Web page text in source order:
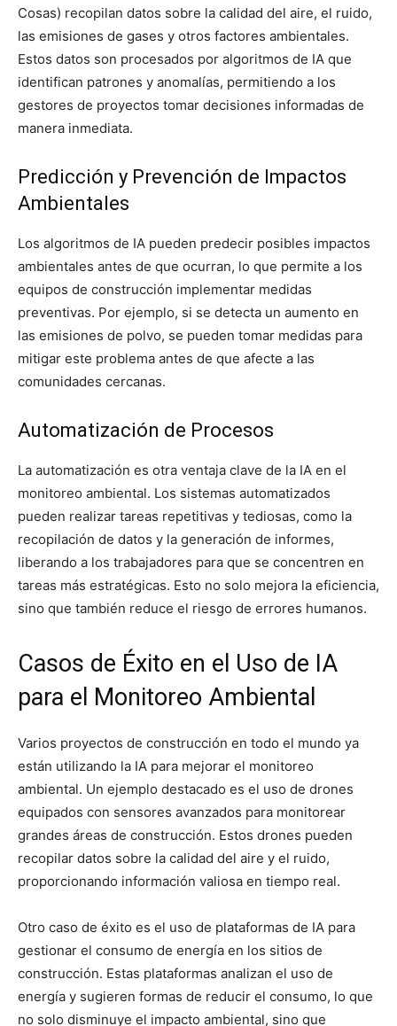
Cosas) recopilan datos sobre la calidad del aire, el ruido,
las emisiones de gases y otros factores ambientales.
Estos datos son procesados por algoritmos de IA que
identifican patrones y anomalías, permitiendo a los
gestores de proyectos tomar decisiones informadas de
manera inmediata.
Predicción y Prevención de Impactos
Ambientales
Los algoritmos de IA pueden predecir posibles impactos
ambientales antes de que ocurran, lo que permite a los
equipos de construcción implementar medidas
preventivas. Por ejemplo, si se detecta un aumento en
las emisiones de polvo, se pueden tomar medidas para
mitigar este problema antes de que afecte a las
comunidades cercanas.
Automatización de Procesos
La automatización es otra ventaja clave de la IA en el
monitoreo ambiental. Los sistemas automatizados
pueden realizar tareas repetitivas y tediosas, como la
recopilación de datos y la generación de informes,
liberando a los trabajadores para que se concentren en
tareas más estratégicas. Esto no solo mejora la eficiencia,
sino que también reduce el riesgo de errores humanos.
Casos de Éxito en el Uso de IA
para el Monitoreo Ambiental
Varios proyectos de construcción en todo el mundo ya
están utilizando la IA para mejorar el monitoreo
ambiental. Un ejemplo destacado es el uso de drones
equipados con sensores avanzados para monitorear
grandes áreas de construcción. Estos drones pueden
recopilar datos sobre la calidad del aire y el ruido,
proporcionando información valiosa en tiempo real.
Otro caso de éxito es el uso de plataformas de IA para
gestionar el consumo de energía en los sitios de
construcción. Estas plataformas analizan el uso de
energía y sugieren formas de reducir el consumo, lo que
no solo disminuye el impacto ambiental, sino que